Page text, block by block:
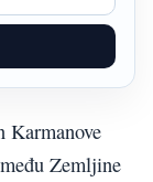
Karmanove
Zemljine